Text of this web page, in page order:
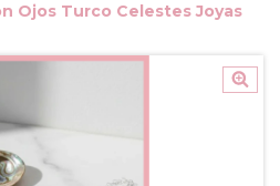
Ojos Turco Celestes Joyas